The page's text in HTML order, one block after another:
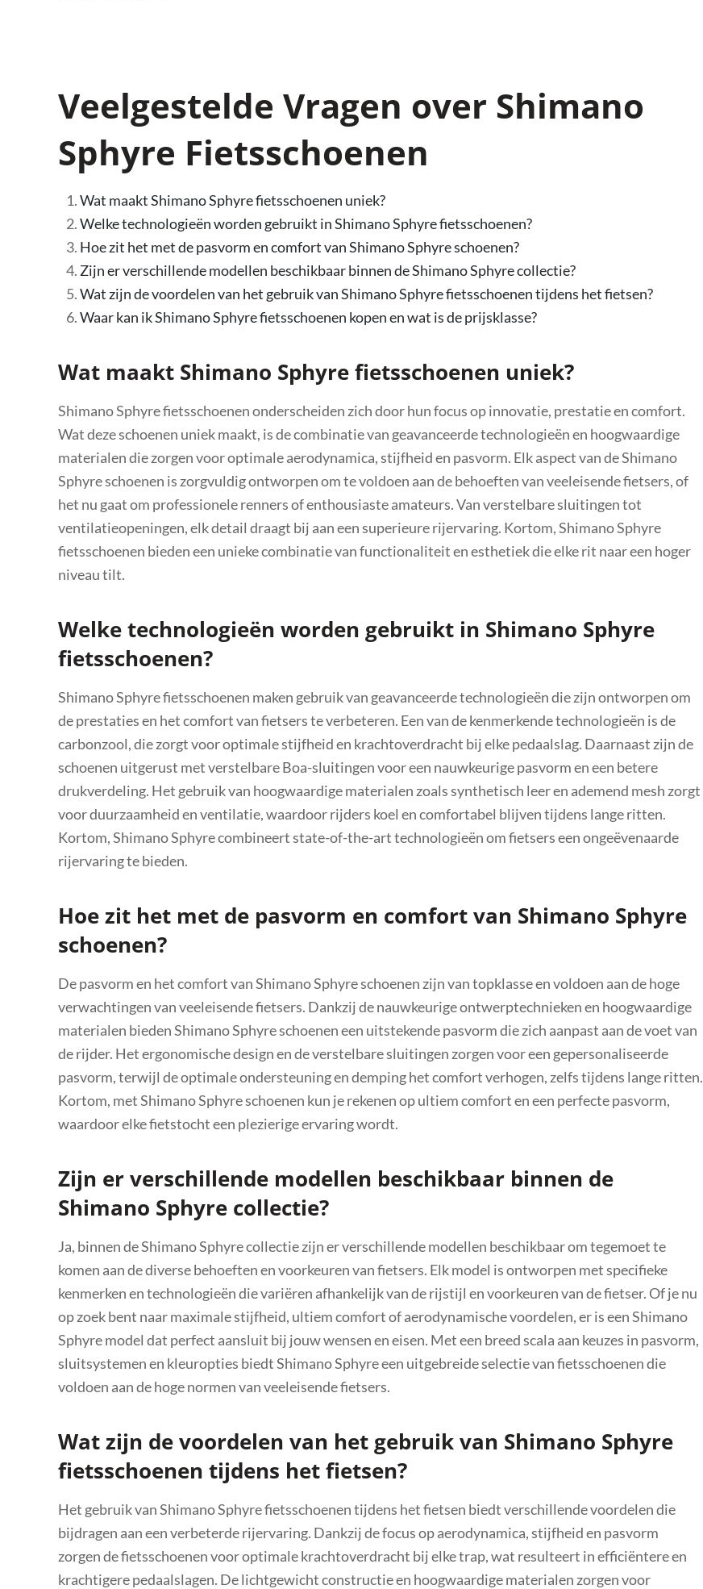
Veelgestelde Vragen over Shimano
Sphyre Fietsschoenen
Wat maakt Shimano Sphyre fietsschoenen uniek?
Welke technologieën worden gebruikt in Shimano Sphyre fietsschoenen?
Hoe zit het met de pasvorm en comfort van Shimano Sphyre schoenen?
Zijn er verschillende modellen beschikbaar binnen de Shimano Sphyre collectie?
Wat zijn de voordelen van het gebruik van Shimano Sphyre fietsschoenen tijdens het fietsen?
Waar kan ik Shimano Sphyre fietsschoenen kopen en wat is de prijsklasse?
Wat maakt Shimano Sphyre fietsschoenen uniek?
Shimano Sphyre fietsschoenen onderscheiden zich door hun focus op innovatie, prestatie en comfort.
Wat deze schoenen uniek maakt, is de combinatie van geavanceerde technologieën en hoogwaardige
materialen die zorgen voor optimale aerodynamica, stijfheid en pasvorm. Elk aspect van de Shimano
Sphyre schoenen is zorgvuldig ontworpen om te voldoen aan de behoeften van veeleisende fietsers, of
het nu gaat om professionele renners of enthousiaste amateurs. Van verstelbare sluitingen tot
ventilatieopeningen, elk detail draagt bij aan een superieure rijervaring. Kortom, Shimano Sphyre
fietsschoenen bieden een unieke combinatie van functionaliteit en esthetiek die elke rit naar een hoger
niveau tilt.
Welke technologieën worden gebruikt in Shimano Sphyre
fietsschoenen?
Shimano Sphyre fietsschoenen maken gebruik van geavanceerde technologieën die zijn ontworpen om
de prestaties en het comfort van fietsers te verbeteren. Een van de kenmerkende technologieën is de
carbonzool, die zorgt voor optimale stijfheid en krachtoverdracht bij elke pedaalslag. Daarnaast zijn de
schoenen uitgerust met verstelbare Boa-sluitingen voor een nauwkeurige pasvorm en een betere
drukverdeling. Het gebruik van hoogwaardige materialen zoals synthetisch leer en ademend mesh zorgt
voor duurzaamheid en ventilatie, waardoor rijders koel en comfortabel blijven tijdens lange ritten.
Kortom, Shimano Sphyre combineert state-of-the-art technologieën om fietsers een ongeëvenaarde
rijervaring te bieden.
Hoe zit het met de pasvorm en comfort van Shimano Sphyre
schoenen?
De pasvorm en het comfort van Shimano Sphyre schoenen zijn van topklasse en voldoen aan de hoge
verwachtingen van veeleisende fietsers. Dankzij de nauwkeurige ontwerptechnieken en hoogwaardige
materialen bieden Shimano Sphyre schoenen een uitstekende pasvorm die zich aanpast aan de voet van
de rijder. Het ergonomische design en de verstelbare sluitingen zorgen voor een gepersonaliseerde
pasvorm, terwijl de optimale ondersteuning en demping het comfort verhogen, zelfs tijdens lange ritten.
Kortom, met Shimano Sphyre schoenen kun je rekenen op ultiem comfort en een perfecte pasvorm,
waardoor elke fietstocht een plezierige ervaring wordt.
Zijn er verschillende modellen beschikbaar binnen de
Shimano Sphyre collectie?
Ja, binnen de Shimano Sphyre collectie zijn er verschillende modellen beschikbaar om tegemoet te
komen aan de diverse behoeften en voorkeuren van fietsers. Elk model is ontworpen met specifieke
kenmerken en technologieën die variëren afhankelijk van de rijstijl en voorkeuren van de fietser. Of je nu
op zoek bent naar maximale stijfheid, ultiem comfort of aerodynamische voordelen, er is een Shimano
Sphyre model dat perfect aansluit bij jouw wensen en eisen. Met een breed scala aan keuzes in pasvorm,
sluitsystemen en kleuropties biedt Shimano Sphyre een uitgebreide selectie van fietsschoenen die
voldoen aan de hoge normen van veeleisende fietsers.
Wat zijn de voordelen van het gebruik van Shimano Sphyre
fietsschoenen tijdens het fietsen?
Het gebruik van Shimano Sphyre fietsschoenen tijdens het fietsen biedt verschillende voordelen die
bijdragen aan een verbeterde rijervaring. Dankzij de focus op aerodynamica, stijfheid en pasvorm
zorgen de fietsschoenen voor optimale krachtoverdracht bij elke trap, wat resulteert in efficiëntere en
krachtigere pedaalslagen. De lichtgewicht constructie en hoogwaardige materialen zorgen voor